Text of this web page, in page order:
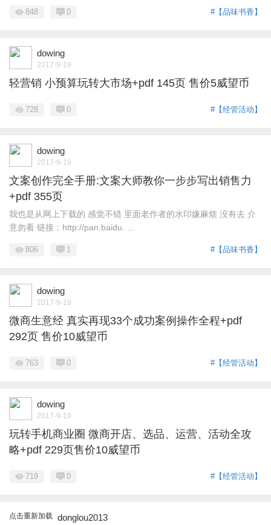
#【品味书香】
848 0
dowing
2017-9-19
轻营销 小预算玩转大市场+pdf 145页 售价5威望币
#【经管活动】
728 0
dowing
2017-9-19
文案创作完全手册:文案大师教你一步步写出销售力
+pdf 355页
我也是从网上下载的 感觉不错 里面老作者的水印嫌麻烦 没有去 介
意勿看 链接：http://pan.baidu. ...
#【品味书香】
806 1
dowing
2017-9-19
微商生意经 真实再现33个成功案例操作全程+pdf
292页 售价10威望币
#【经管活动】
763 0
dowing
2017-9-19
玩转手机商业圈 微商开店、选品、运营、活动全攻
略+pdf 229页售价10威望币
#【经管活动】
719 0
点击重新加载 donglou2013